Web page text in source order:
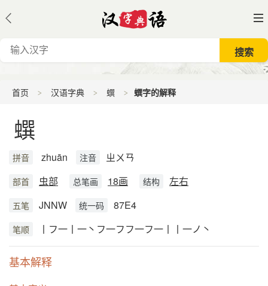
首页 汉语字典 蟤 蟤字的解释
蟤
拼音 zhuān 注音 ㄓㄨㄢ
部首 虫部 总笔画 18画 结构 左右
五笔 JNNW 统一码 87E4
笔顺 丨フ一丨一丶フ一フフ一フ一丨丨一ノ丶
基本解释